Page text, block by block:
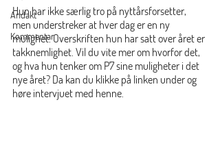
Andakt
Kommentar
Hun har ikke særlig tro på nyttårsforsetter,
men understreker at hver dag er en ny
mulighet. Overskriften hun har satt over året er
takknemlighet. Vil du vite mer om hvorfor det,
og hva hun tenker om P7 sine muligheter i det
nye året? Da kan du klikke på linken under og
høre intervjuet med henne.